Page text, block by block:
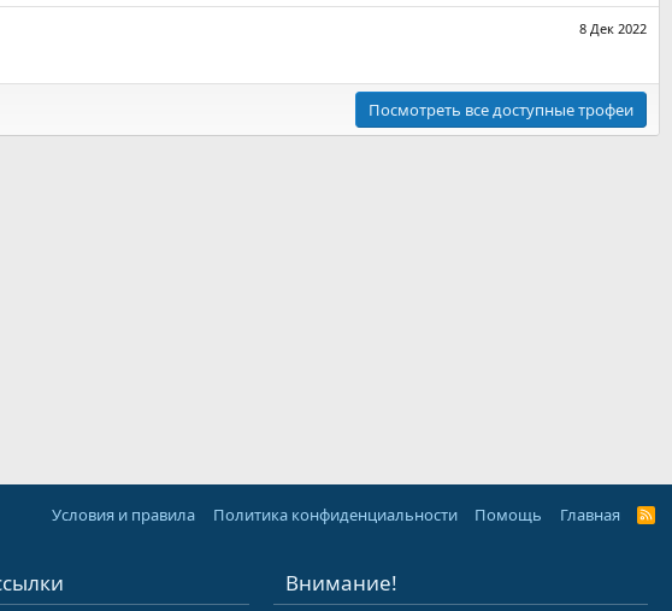
8 Дек 2022
Посмотреть все доступные трофеи
Условия и правила Политика конфиденциальности Помощь Главная
R
Внимание!